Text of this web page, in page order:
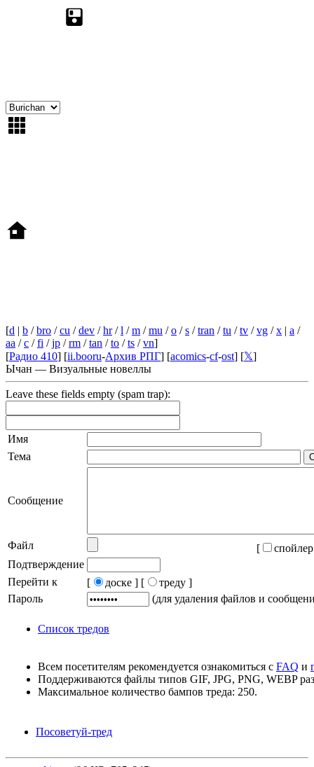
[d | b /bro /cu /dev /hr/l /m /mu /o /s /tran /tu /tv /vg /x | a /
aa /c /fi /jp /rm /tan /to /ts /vn]
[Радио 410] [ii.booru-Архив РПГ] [acomics-cf-ost] [𝕏]
Ычан — Визуальные новеллы
Leave these fields empty (spam trap):
Имя
Тема
Сообщение
Файл [
Подтверждение
Перейти к
[ доске ] [
треду ]
Пароль
(для удаления файлов и
Список тредов
Всем посетителям рекомендуется ознакомиться с FAQ и
Поддерживаются файлы типов GIF, JPG, PNG, WEBP
Максимальное количество бампов треда: 250.
Посоветуй-тред